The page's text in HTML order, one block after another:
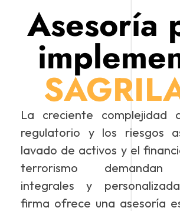
Asesoría
La creciente complejidad
regulatorio y los riesgos
lavado de activos y el
terrorismo demandan
integrales y
firma ofrece una asesoría